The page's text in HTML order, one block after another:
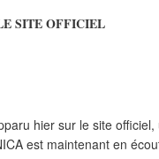
SITE OFFICIEL
hier sur le site
est maintenant en